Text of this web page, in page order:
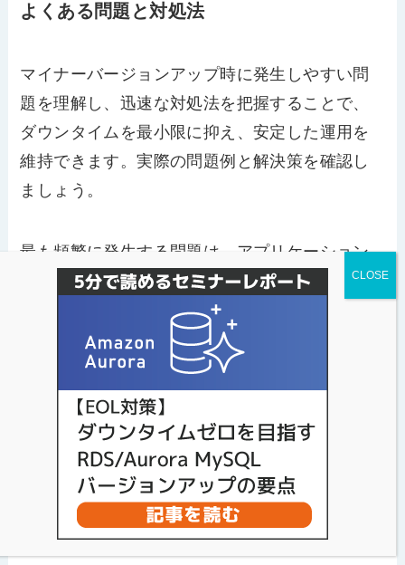
よくある問題と対処法
マイナーバージョンアップ時に発生しやすい問
題を理解し、迅速な対処法を把握することで、
ダウンタイムを最小限に抑え、安定した運用を
維持できます。実際の問題例と解決策を確認し
ましょう。
最も頻繁に発生する問題は、アプリケーション
の接続エラーです。アップグレード完了後にデ
ータベースへの接続が失敗する場合、接続パラ
メータやSSL設定の変更が原因である可能性が
あります。エラーログを詳細に確認し、接続文
字列や認証方法を見直すことで、多くの場合は
解決できます。
パフォーマンスの低下も注意すべき問題です。
新しいバージョンでクエリオプティマイザーの
動作が変更され、実行計画が変わることがあり